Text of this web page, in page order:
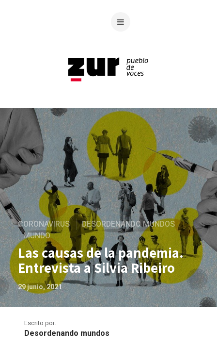
CORONAVIRUS
DESORDENANDO MUNDOS
MUNDO
Las causas de la pandemia.
Entrevista a Silvia Ribeiro
29 junio, 2021
Escrito por:
Desordenando mundos